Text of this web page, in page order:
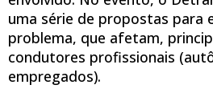
uma série de propostas para
problema, que afetam,
condutores profissionais
empregados).